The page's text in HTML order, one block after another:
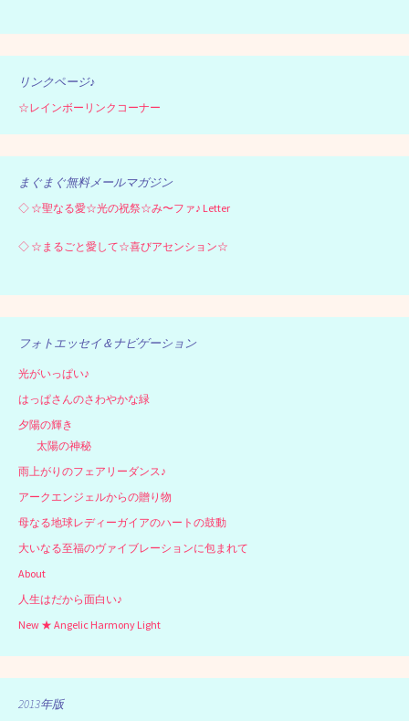
リンクページ♪
☆レインボーリンクコーナー
まぐまぐ無料メールマガジン
◇ ☆聖なる愛☆光の祝祭☆み〜ファ♪ Letter
◇ ☆まるごと愛して☆喜びアセンション☆
フォトエッセイ＆ナビゲーション
光がいっぱい♪
はっぱさんのさわやかな緑
夕陽の輝き
太陽の神秘
雨上がりのフェアリーダンス♪
アークエンジェルからの贈り物
母なる地球レディーガイアのハートの鼓動
大いなる至福のヴァイブレーションに包まれて
About
人生はだから面白い♪
New ★ Angelic Harmony Light
2013年版